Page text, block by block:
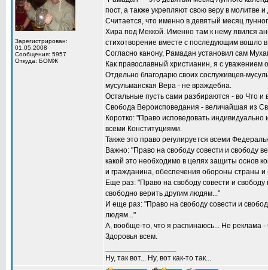
Зарегистрирован:
01.05.2008
Сообщения: 5957
Откуда: БОМЖ
пост, а также укрепляют свою веру в молитве
Считается, что именно в девятый месяц
Хира под Меккой. Именно там к нему явился
стихотворение вместе с последующим вошло
Согласно канону, Рамадан установил сам
Как православный христианин, я с уважением
Отдельно благодарю своих сослуживцев-
мусульманская Вера - не враждебна.
Остальные пусть сами разбираются - во Что и
Свобода Вероисповедания - величайшая из
Коротко: "Право исповедовать
всеми Конституциями.
Также это право регулируется всеми
Важно: "Право на свободу совести и свободу
какой это необходимо в целях защиты основ
и гражданина, обеспечения обороны страны и
Еще раз: "Право на свободу совести и
свободно верить другим людям..."
И еще раз: "Право на свободу совести и
людям..."
А, вообще-то, что я распинаюсь... Не реклама -
Здоровья всем.
Ну, так вот... Ну, вот как-то так...